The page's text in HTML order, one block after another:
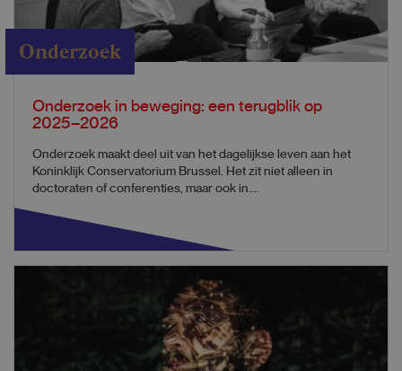
Onderzoek
Onderzoek in beweging: een terugblik op
2025–2026
Onderzoek maakt deel uit van het dagelijkse leven aan het
Koninklijk Conservatorium Brussel. Het zit niet alleen in
doctoraten of conferenties, maar ook in....